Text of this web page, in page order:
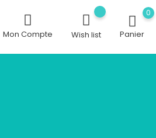
Mon Compte Wish list
0
Panier